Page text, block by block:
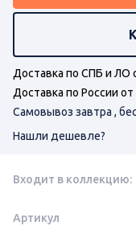
Доставка по СПБ и ЛО
Доставка по России от
Самовывоз завтра ,
Нашли дешевле?
Входит в коллекцию:
Артикул